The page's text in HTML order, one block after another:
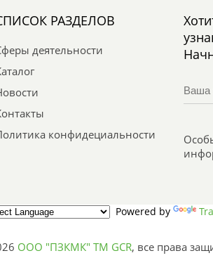
РАЗДЕЛОВ
деятельности
конфидециальности
Powered by
ООО "ПЗКМК" TM GCR, все права